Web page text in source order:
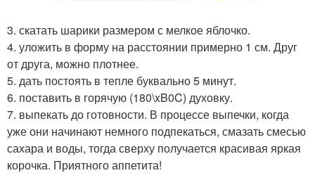
3. скатать шарики размером с мелкое яблочко.
4. уложить в форму на расстоянии примерно 1 см. Друг
от друга, можно плотнее.
5. дать постоять в тепле буквально 5 минут.
6. поставить в горячую (180\xB0C) духовку.
7. выпекать до готовности. В процессе выпечки, когда
уже они начинают немного подпекаться, смазать смесью
сахара и воды, тогда сверху получается красивая яркая
корочка. Приятного аппетита!